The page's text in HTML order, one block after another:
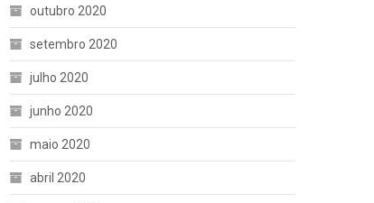
outubro 2020
setembro 2020
julho 2020
junho 2020
maio 2020
abril 2020